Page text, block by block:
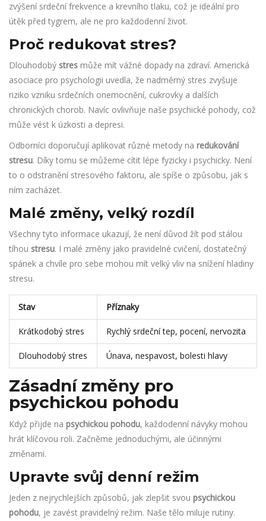
zvýšení srdeční frekvence a krevního tlaku, což je ideální pro
útěk před tygrem, ale ne pro každodenní život.
Proč redukovat stres?
Dlouhodobý stres může mít vážné dopady na zdraví. Americká
asociace pro psychologii uvedla, že nadměrný stres zvyšuje
riziko vzniku srdečních onemocnění, cukrovky a dalších
chronických chorob. Navíc ovlivňuje naše psychické pohody, což
může vést k úzkosti a depresi.
Odborníci doporučují aplikovat různé metody na redukování
stresu. Díky tomu se můžeme cítit lépe fyzicky i psychicky. Není
to o odstranění stresového faktoru, ale spíše o způsobu, jak s
ním zacházet.
Malé změny, velký rozdíl
Všechny tyto informace ukazují, že není důvod žít pod stálou
tíhou stresu. I malé změny jako pravidelné cvičení, dostatečný
spánek a chvíle pro sebe mohou mít velký vliv na snížení hladiny
stresu.
Stav Příznaky
Krátkodobý stres Rychlý srdeční tep, pocení, nervozita
Dlouhodobý stres Únava, nespavost, bolesti hlavy
Zásadní změny pro
psychickou pohodu
Když přijde na psychickou pohodu, každodenní návyky mohou
hrát klíčovou roli. Začněme jednoduchými, ale účinnými
změnami.
Upravte svůj denní režim
Jeden z nejrychlejších způsobů, jak zlepšit svou psychickou
pohodu, je zavést pravidelný režim. Naše tělo miluje rutiny.